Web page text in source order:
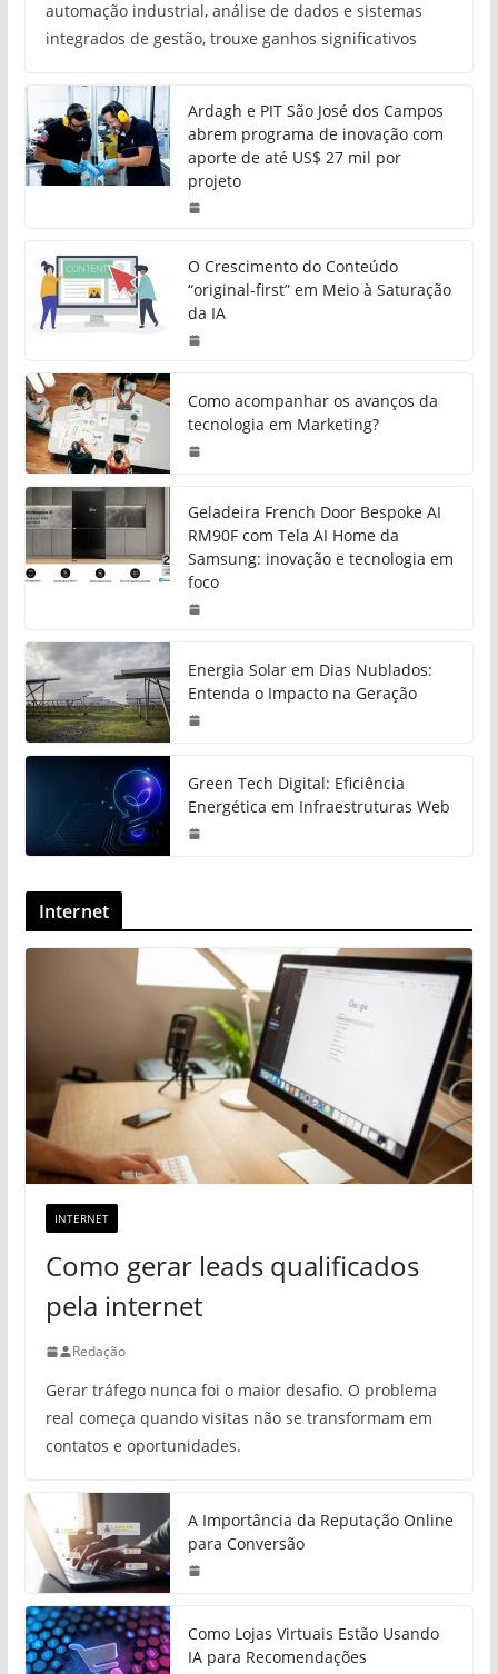
automação industrial, análise de dados e sistemas
integrados de gestão, trouxe ganhos significativos
Ardagh e PIT São José dos Campos
abrem programa de inovação com
aporte de até US$ 27 mil por
projeto
O Crescimento do Conteúdo
“original-first” em Meio à Saturação
da IA
Como acompanhar os avanços da
tecnologia em Marketing?
Geladeira French Door Bespoke AI
RM90F com Tela AI Home da
Samsung: inovação e tecnologia em
foco
Energia Solar em Dias Nublados:
Entenda o Impacto na Geração
Green Tech Digital: Eficiência
Energética em Infraestruturas Web
Internet
INTERNET
Como gerar leads qualificados
pela internet
Redação
Gerar tráfego nunca foi o maior desafio. O problema
real começa quando visitas não se transformam em
contatos e oportunidades.
A Importância da Reputação Online
para Conversão
Como Lojas Virtuais Estão Usando
IA para Recomendações